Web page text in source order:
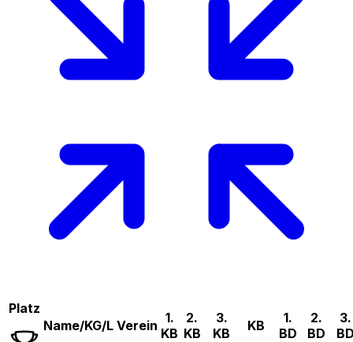
Platz
Name/KG/L Verein 1.
KB
2.
KB
3.
KB
KB
1.
BD
2.
BD
3.